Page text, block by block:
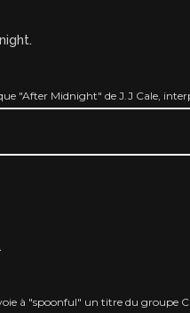
"After Midnight" de J.J Cale,
à "spoonful" un titre du groupe